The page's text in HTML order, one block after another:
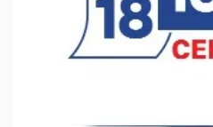
05.08.2026 10:51